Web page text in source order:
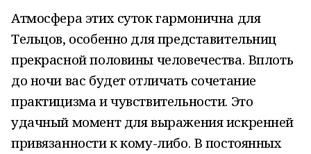
Атмосфера этих суток гармонична для
Тельцов, особенно для представительниц
прекрасной половины человечества. Вплоть
до ночи вас будет отличать сочетание
практицизма и чувствительности. Это
удачный момент для выражения искренней
привязанности к кому-либо. В постоянных